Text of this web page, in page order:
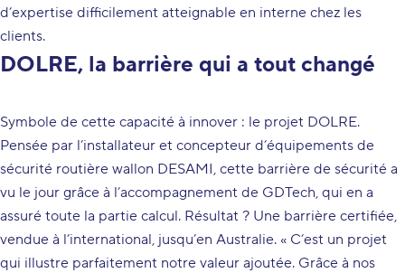
d’expertise difficilement atteignable en interne chez les
clients.
DOLRE, la barrière qui a tout changé
Symbole de cette capacité à innover : le projet DOLRE.
Pensée par l’installateur et concepteur d’équipements de
sécurité routière wallon DESAMI, cette barrière de sécurité a
vu le jour grâce à l’accompagnement de GDTech, qui en a
assuré toute la partie calcul. Résultat ? Une barrière certifiée,
vendue à l’international, jusqu’en Australie. « C’est un projet
qui illustre parfaitement notre valeur ajoutée. Grâce à nos